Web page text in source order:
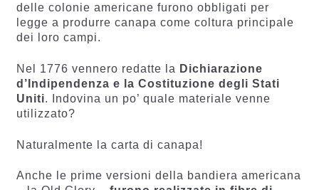
delle colonie americane furono obbligati per
legge a produrre canapa come coltura principale
dei loro campi.
Nel 1776 vennero redatte la Dichiarazione
d’Indipendenza e la Costituzione degli Stati
Uniti. Indovina un po’ quale materiale venne
utilizzato?
Naturalmente la carta di canapa!
Anche le prime versioni della bandiera americana